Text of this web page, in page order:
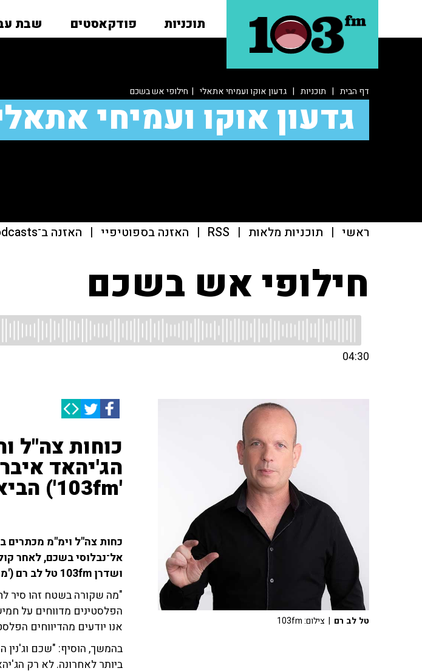
תוכניות פודקאסטים שבת
דף הבית | תוכניות | גדעון אוקו ועמיחי אתאלי | חילופי אש בשכם
גדעון אוקו ועמיחי
ראשי | תוכניות מלאות |
RSS
| האזנה בספוטיפיי | האזנה ב־Apple Podcasts
חילופי אש בשכם
04:30
כוחות צה"ל
הג'יהאד
'103fm') הביא את הפרטים מהשטח
כחות צה"ל וימ"מ מכתרים
אל־נבלוסי בשכם, לאחר
ושדרן 103fm טל לב רם ('מעריב') הביא פרטים נוספים על המתרחש בשכם בשעות אלה.
"מה שקורה בשטח זהו סיר
הפלסטינים מדווחים על
אנו יודעים מהדיווחים
בהמשך, הוסיף: "שכם וג'נין
ביותר לאחרונה. לא רק
טל לב רם | צילום: 103fm